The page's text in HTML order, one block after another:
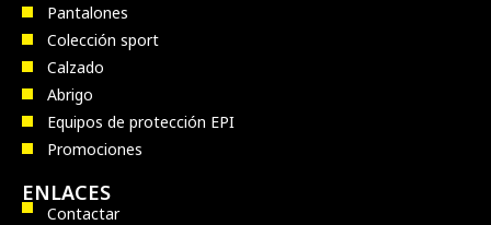
Pantalones
Colección sport
Calzado
Abrigo
Equipos de protección EPI
Promociones
ENLACES
Contactar